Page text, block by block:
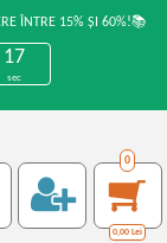
ÎNTRE 15% ȘI 60%!📚
17
sec
0
0,00 Lei